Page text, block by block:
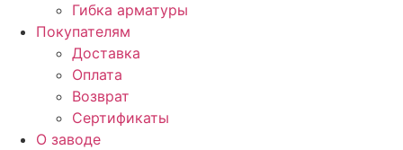
Гибка арматуры
Покупателям
Доставка
Оплата
Возврат
Сертификаты
О заводе